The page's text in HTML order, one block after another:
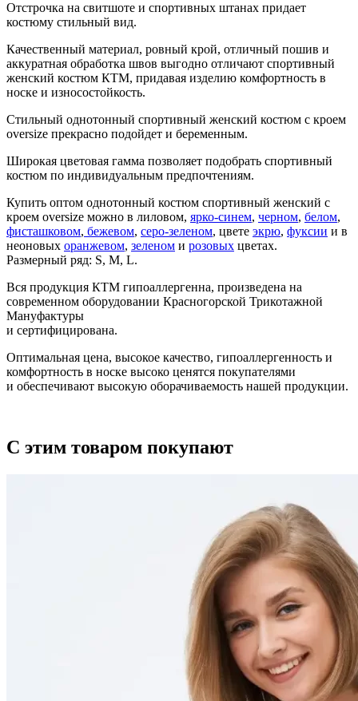
Отстрочка на свитшоте и спортивных штанах придает
костюму стильный вид.
Качественный материал, ровный крой, отличный пошив и
аккуратная обработка швов выгодно отличают спортивный
женский костюм КТМ, придавая изделию комфортность в
носке и износостойкость.
Стильный однотонный спортивный женский костюм с кроем
oversize прекрасно подойдет и беременным.
Широкая цветовая гамма позволяет подобрать спортивный
костюм по индивидуальным предпочтениям.
Купить оптом однотонный костюм спортивный женский с
кроем oversize можно в лиловом, ярко-синем, черном, белом,
фисташковом, бежевом, серо-зеленом, цвете экрю, фуксии и в
неоновых оранжевом, зеленом и розовых цветах.
Размерный ряд: S, M, L.
Вся продукция КТМ гипоаллергенна, произведена на
современном оборудовании Красногорской Трикотажной
Мануфактуры
и сертифицирована.
Оптимальная цена, высокое качество, гипоаллергенность и
комфортность в носке высоко ценятся покупателями
и обеспечивают высокую оборачиваемость нашей продукции.
С этим товаром покупают